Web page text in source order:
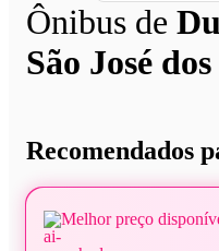
Ônibus de
São José
Recomendados
Melhor preço